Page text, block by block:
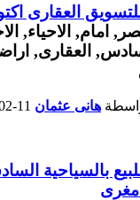
العقارى
هانى عثمان
بالسياحية